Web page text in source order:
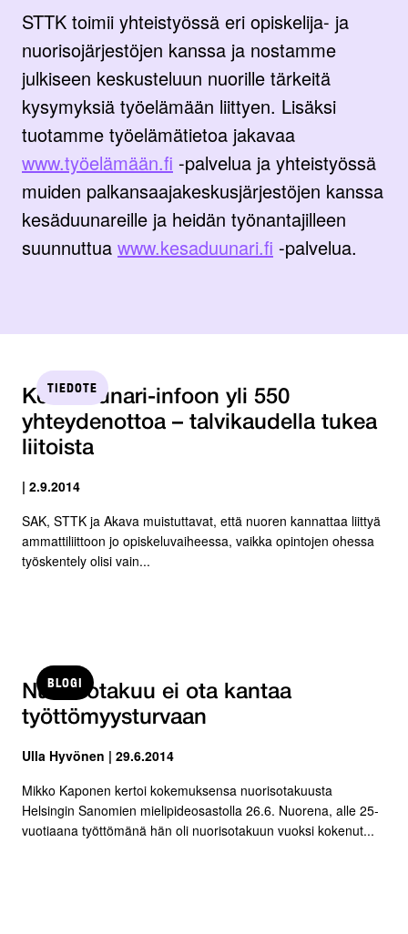
STTK toimii yhteistyössä eri opiskelija- ja
nuorisojärjestöjen kanssa ja nostamme
julkiseen keskusteluun nuorille tärkeitä
kysymyksiä työelämään liittyen. Lisäksi
tuotamme työelämätietoa jakavaa
www.työelämään.fi -palvelua ja yhteistyössä
muiden palkansaajakeskusjärjestöjen kanssa
kesäduunareille ja heidän työnantajilleen
suunnuttua www.kesaduunari.fi -palvelua.
TIEDOTE
Kesäduunari-infoon yli 550
yhteydenottoa – talvikaudella tukea
liitoista
| 2.9.2014
SAK, STTK ja Akava muistuttavat, että nuoren kannattaa liittyä
ammattiliittoon jo opiskeluvaiheessa, vaikka opintojen ohessa
työskentely olisi vain...
BLOGI
Nuorisotakuu ei ota kantaa
työttömyysturvaan
Ulla Hyvönen | 29.6.2014
Mikko Kaponen kertoi kokemuksensa nuorisotakuusta
Helsingin Sanomien mielipideosastolla 26.6. Nuorena, alle 25-
vuotiaana työttömänä hän oli nuorisotakuun vuoksi kokenut...